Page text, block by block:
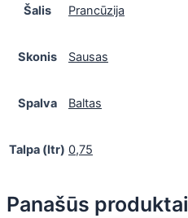
Šalis Prancūzija
Skonis Sausas
Spalva Baltas
Talpa (ltr) 0,75
Panašūs produktai